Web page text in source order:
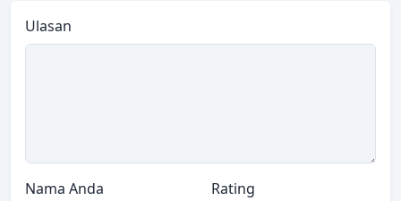
Ulasan
Nama Anda Rating